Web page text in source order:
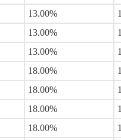
13.00%
13.00%
13.00%
18.00%
18.00%
18.00%
18.00%